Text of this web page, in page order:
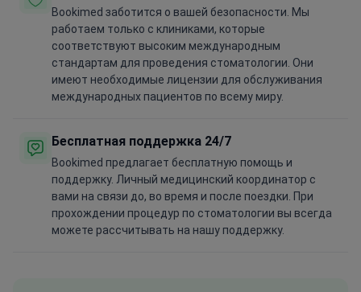
Bookimed заботится о вашей безопасности. Мы
работаем только с клиниками, которые
соответствуют высоким международным
стандартам для проведения стоматологии. Они
имеют необходимые лицензии для обслуживания
международных пациентов по всему миру.
Бесплатная поддержка 24/7
Bookimed предлагает бесплатную помощь и
поддержку. Личный медицинский координатор с
вами на связи до, во время и после поездки. При
прохождении процедур по стоматологии вы всегда
можете рассчитывать на нашу поддержку.